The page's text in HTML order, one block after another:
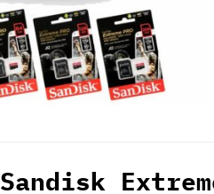
Sandisk